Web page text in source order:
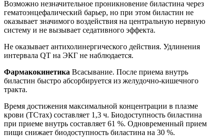
Возможно незначительное проникновение биластина через
гематоэнцефалический барьер, но при этом биластин не
оказывает значимого воздействия на центральную нервную
систему и не вызывает седативного эффекта.
Не оказывает антихолинергического действия. Удлинения
интервала QT на ЭКГ не наблюдается.
Фармакокинетика Всасывание. После приема внутрь
биластин быстро абсорбируется из желудочно-кишечного
тракта.
Время достижения максимальной концентрации в плазме
крови (ТСтах) составляет 1,3 ч. Биодоступность биластина
при приеме внутрь составляет 61 %. Одновременный прием
пищи снижает биодоступность биластина на 30 %.